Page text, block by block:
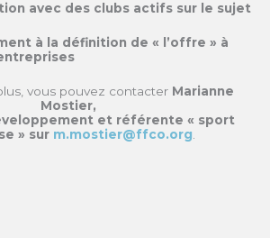
avec des clubs actifs sur le sujet
à la définition de « l’offre » à
vous pouvez contacter Marianne
Mostier,
et référente « sport
» sur m.mostier@ffco.org